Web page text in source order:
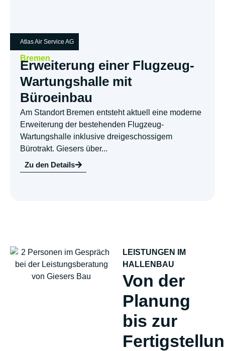
Atlas Air Service AG
Bremen
Erweiterung einer Flugzeug-
Wartungshalle mit
Büroeinbau
Am Standort Bremen entsteht aktuell eine moderne
Erweiterung der bestehenden Flugzeug-
Wartungshalle inklusive dreigeschossigem
Bürotrakt. Giesers über...
Zu den Details
LEISTUNGEN IM
HALLENBAU
Von der
Planung
bis zur